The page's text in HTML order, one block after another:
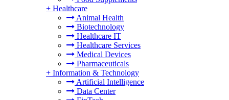
+ Healthcare
Animal Health
Biotechnology
Healthcare IT
Healthcare Services
Medical Devices
Pharmaceuticals
+ Information & Technology
Artificial Intelligence
Data Center